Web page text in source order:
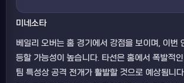
미네소타
베일리 오버는 홈 경기에서 강점을 보이며, 이번
등할 가능성이 높습니다. 타선은 홈에서 폭발적
팀 특성상 공격 전개가 활발할 것으로 예상됩니